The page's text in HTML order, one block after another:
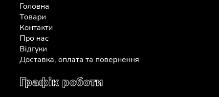
Головна
Товари
Контакти
Про нас
Відгуки
Доставка, оплата та повернення
Графік роботи